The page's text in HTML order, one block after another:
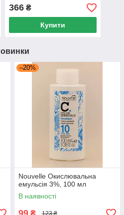
366₴
Купити
–20%
Nouvelle Окислювальна
емульсія 3%, 100 мл
В наявності
123 ₴